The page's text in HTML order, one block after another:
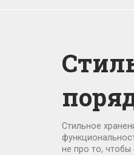
Стильное
не про то,